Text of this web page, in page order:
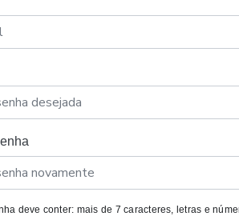
deve conter: mais de 7 caracteres, letras e